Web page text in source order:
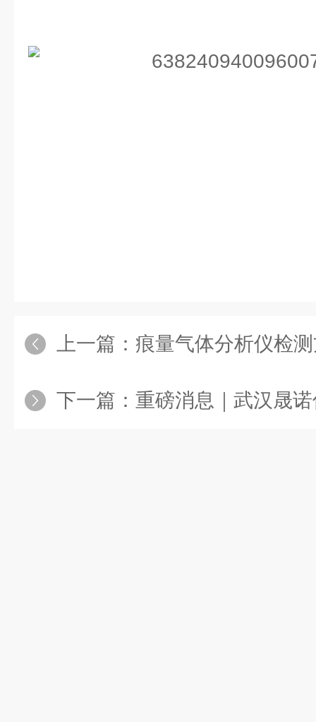
上一篇： 痕量气体分析仪检
下一篇： 重磅消息｜武汉晟诺仪器最新